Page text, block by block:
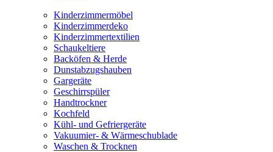
Kinderzimmermöbel
Kinderzimmerdeko
Kinderzimmertextilien
Schaukeltiere
Backöfen & Herde
Dunstabzugshauben
Gargeräte
Geschirrspüler
Handtrockner
Kochfeld
Kühl- und Gefriergeräte
Vakuumier- & Wärmeschublade
Waschen & Trocknen